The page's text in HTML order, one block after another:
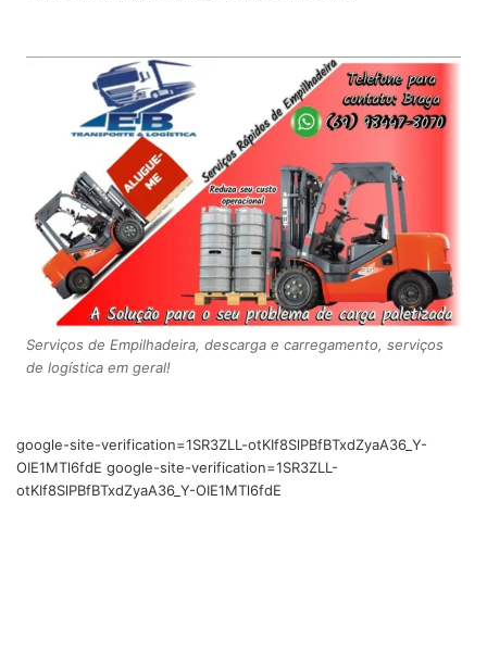
Serviços de Empilhadeira, descarga e carregamento, serviços
de logística em geral!
google-site-verification=1SR3ZLL-otKIf8SlPBfBTxdZyaA36_Y-
OIE1MTl6fdE google-site-verification=1SR3ZLL-
otKIf8SlPBfBTxdZyaA36_Y-OIE1MTl6fdE